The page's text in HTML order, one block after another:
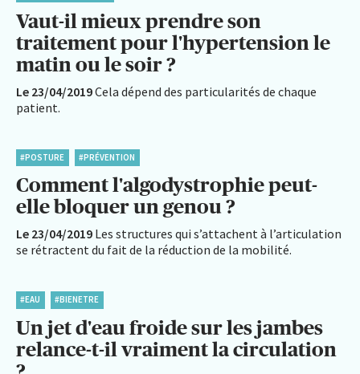
Vaut-il mieux prendre son
traitement pour l'hypertension le
matin ou le soir ?
Le 23/04/2019Cela dépend des particularités de chaque
patient.
#POSTURE #PRÉVENTION
Comment l'algodystrophie peut-
elle bloquer un genou ?
Le 23/04/2019 Les structures qui s’attachent à l’articulation
se rétractent du fait de la réduction de la mobilité.
#EAU #BIENETRE
Un jet d'eau froide sur les jambes
relance-t-il vraiment la circulation